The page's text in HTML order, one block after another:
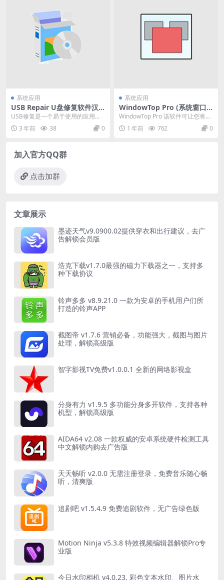
系统应用
USB Repair U盘修复软件汉
化绿色版
USB修复是一个易于使用的应用程
序，可以尝试修复USB设备错误或
USB驱动器安装...
3 年前 38 0
系统应用
WindowTop Pro (系统窗口
管理) v5.27.1中文破解版
WindowTop Pro 该软件可让您将任
何窗口固定在顶部、启用窗口透明
度、甚...
1 年前 762 0
加入官方QQ群
点击加群
文章展示
墨迹天气v9.0900.02提供穿衣和出行建议，去广
告解锁会员版
浩克下载v1.7.0最强的磁力下载器之一，支持多
种下载协议
铃声多多 v8.9.21.0 一款为安卓的手机用户们所
打造的铃声APP
截图帝 v1.7.6 营销必备，功能强大，截图与图片
处理，解锁高级版
智字影视TV免费v1.0.0.1 全新的网络影视盒
分身有力 v1.9.5 多功能分身多开软件，支持各种
机型，解锁高级版
AIDA64 v2.08 一款权威的安卓系统硬件检测工具
中文解锁内购去广告版
天天畅听 v2.0.0 无需注册登录，免费音乐随心畅
听，清爽版
追剧吧 v1.5.4.9 免费追剧软件，无广告绿色版
Motion Ninja v5.3.8 特效视频编辑器解锁Pro专
业版
今日水印相机 v4.0.23. 彩色文本水印、图片水